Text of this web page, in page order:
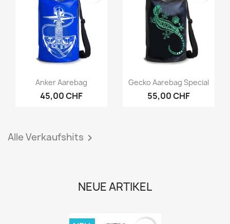
Vorschau
Anker Aarebag
45,00 CHF
Vorschau
Gecko Aarebag Special
55,00 CHF
Alle Verkaufshits 
NEUE ARTIKEL